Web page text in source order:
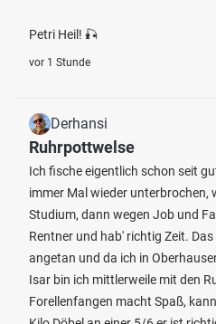
Petri Heil! 🎣
vor 1 Stunde
Derhansi
Ruhrpottwelse
Ich fische eigentlich schon seit
immer Mal wieder unterbrochen,
Studium, dann wegen Job und
Rentner und hab' richtig Zeit.
angetan und da ich in
Isar bin ich mittlerweile mit den
Forellenfangen macht Spaß,